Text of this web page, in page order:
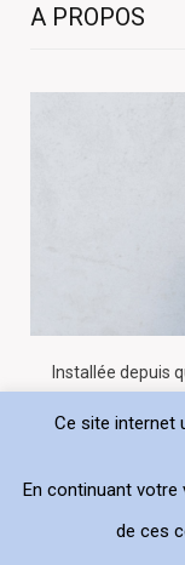
A PROPOS
Installée depuis
Barcelone
“choisitonresto”,
Ce site internet
En continuant
de ces